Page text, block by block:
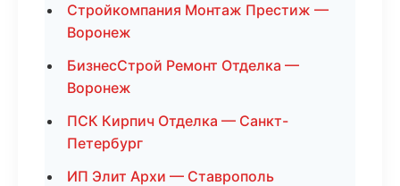
Стройкомпания Монтаж Престиж —
Воронеж
БизнесСтрой Ремонт Отделка —
Воронеж
ПСК Кирпич Отделка — Санкт-
Петербург
ИП Элит Архи — Ставрополь